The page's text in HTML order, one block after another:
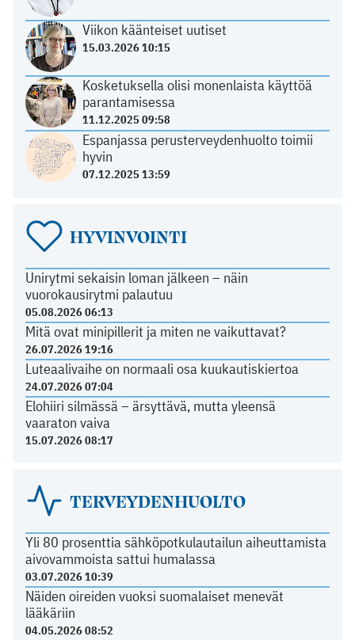
Viikon käänteiset uutiset
15.03.2026 10:15
Kosketuksella olisi monenlaista käyttöä
parantamisessa
11.12.2025 09:58
Espanjassa perusterveydenhuolto toimii
hyvin
07.12.2025 13:59
HYVINVOINTI
Unirytmi sekaisin loman jälkeen – näin
vuorokausirytmi palautuu
05.08.2026 06:13
Mitä ovat minipillerit ja miten ne vaikuttavat?
26.07.2026 19:16
Luteaalivaihe on normaali osa kuukautiskiertoa
24.07.2026 07:04
Elohiiri silmässä – ärsyttävä, mutta yleensä
vaaraton vaiva
15.07.2026 08:17
TERVEYDENHUOLTO
Yli 80 prosenttia sähköpotkulautailun aiheuttamista
aivovammoista sattui humalassa
03.07.2026 10:39
Näiden oireiden vuoksi suomalaiset menevät
lääkäriin
04.05.2026 08:52